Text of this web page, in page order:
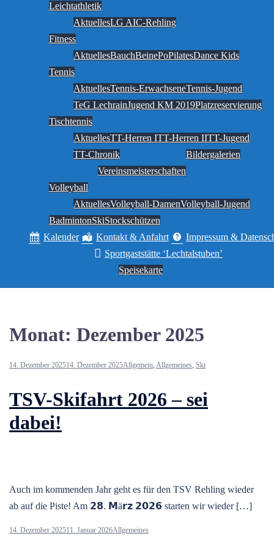
Leichtathletik
AktuellesLG AIC-Rehling
Fitness
AktuellesBauchBeinePoPilatesDance Kids
Tennis
AktuellesTennis-ErwachseneTennis-Jugend
TeG LechrainJugend KM 2019Platzreservierung
Tischtennis
AktuellesTT-Herren ITT-Herren IITT-Jugend
TT-Chronik
Vereinsmeisterschaften
Bildergalerien
Volleyball
AktuellesVolleyball-DamenVolleyball-Jugend
BadmintonSkiStockschützen
Kalender
Kontakt & Anfahrt
Impressum &
Sportgaststätte ‘Lechtalstuben’
Speisekarte
Monat: Dezember 2025
14. Dezember 202514. Dezember 2025Allgemein, Allgemeines, Ski
TSV-Skifahrt 2026 – sei
dabei!
Auch im kommenden Jahr geht es für den TSV Rehling wieder
ab auf die Piste! Am 𝟮𝟴. 𝗠ä𝗿𝘇 𝟮𝟬𝟮𝟲 starten wir wieder […]
14. Dezember 202511. Januar 2026Allgemeines